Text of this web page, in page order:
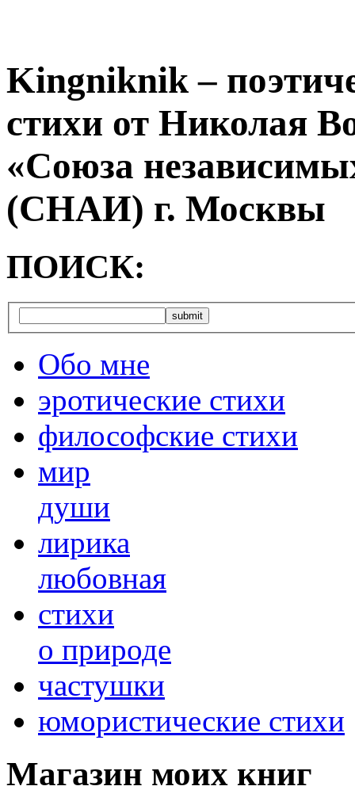
Kingniknik –
стихи от Николая
«Союза
(СНАИ) г. Москвы
ПОИСК:
Обо мне
эротические стихи
философские стихи
мир
души
лирика
любовная
cтихи
о природе
частушки
юмористические стихи
Магазин моих книг